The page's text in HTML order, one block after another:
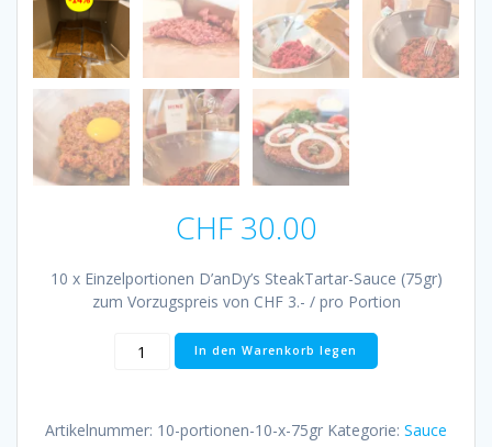
CHF30.00
10 x Einzelportionen D’anDy’s SteakTartar-Sauce (75gr)
zum Vorzugspreis von CHF 3.- / pro Portion
10
Portionen
75gr)
In den Warenkorb legen
Artikelnummer: 10-portionen-10-x-75gr Kategorie: Sauce